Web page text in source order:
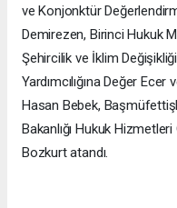
ve Konjonktür
Demirezen, Birinci Hukuk
Şehircilik ve İklim
Yardımcılığına Değer
Hasan Bebek,
Bakanlığı Hukuk Hizmetleri
Bozkurt atandı.